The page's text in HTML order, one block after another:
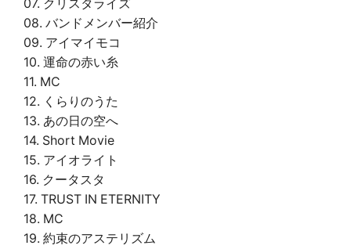
08. バンドメンバー紹介
09. アイマイモコ
10. 運命の赤い糸
11. MC
12. くらりのうた
13. あの日の空へ
14. Short Movie
15. アイオライト
16. クータスタ
17. TRUST IN ETERNITY
18. MC
19. 約束のアステリズム